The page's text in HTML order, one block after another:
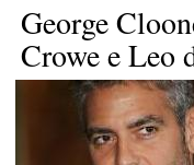
George
Crowe e Leo